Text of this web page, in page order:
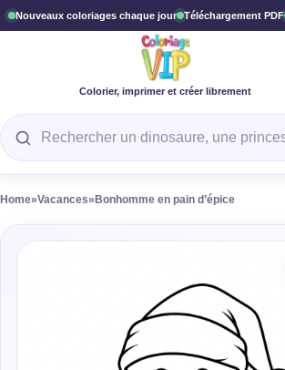
Nouveaux coloriages chaque jour Téléchargement PDF
Colorier, imprimer et créer librement
Rechercher un coloriage
Home»Vacances» Bonhomme en pain d’épice